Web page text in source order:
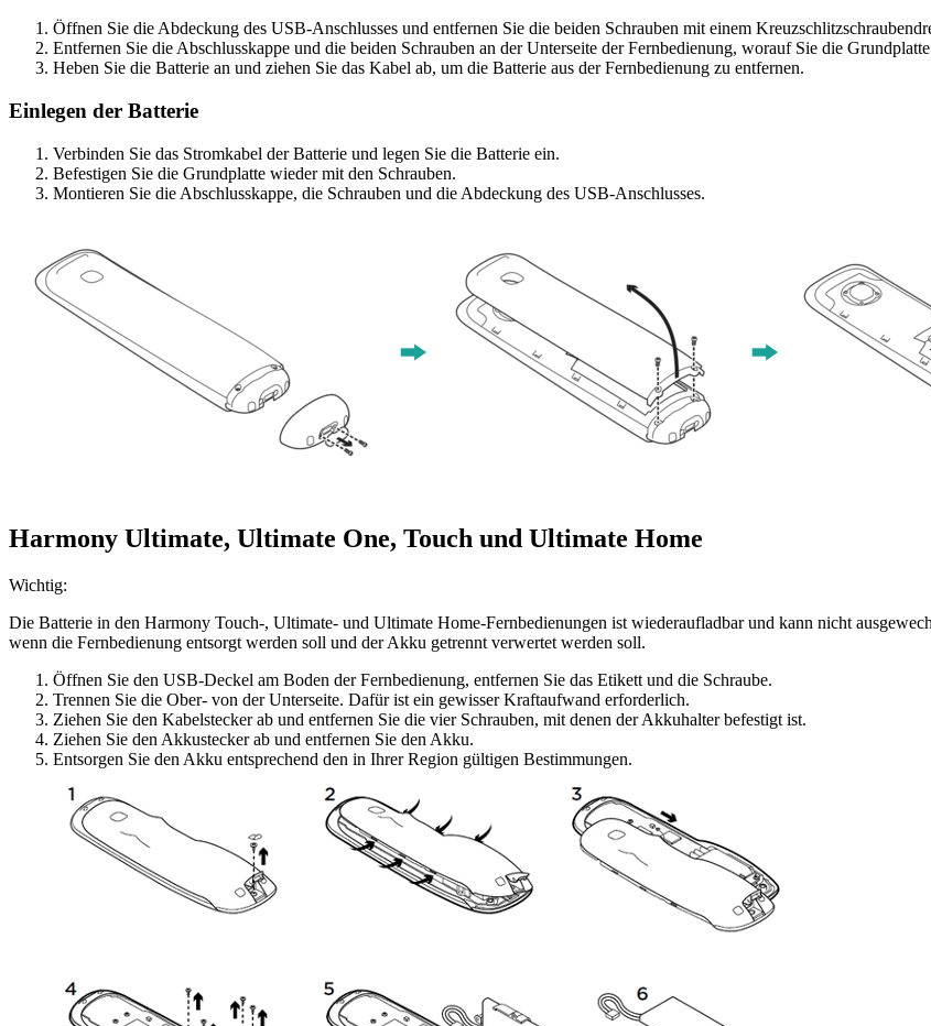
Öffnen Sie die Abdeckung des USB-Anschlusses und entfernen Sie die beiden Schrauben mit einem
Entfernen Sie die Abschlusskappe und die beiden Schrauben an der Unterseite der Fernbedienung, worauf Sie die
Heben Sie die Batterie an und ziehen Sie das Kabel ab, um die Batterie aus der Fernbedienung zu entfernen.
Einlegen der Batterie
Verbinden Sie das Stromkabel der Batterie und legen Sie die Batterie ein.
Befestigen Sie die Grundplatte wieder mit den Schrauben.
Montieren Sie die Abschlusskappe, die Schrauben und die Abdeckung des USB-Anschlusses.
Harmony Ultimate, Ultimate One, Touch und Ultimate Home
Wichtig:
Die Batterie in den Harmony Touch-, Ultimate- und Ultimate Home-Fernbedienungen ist wiederaufladbar und kann nicht
wenn die Fernbedienung entsorgt werden soll und der Akku getrennt verwertet werden soll.
Öffnen Sie den USB-Deckel am Boden der Fernbedienung, entfernen Sie das Etikett und die Schraube.
Trennen Sie die Ober- von der Unterseite. Dafür ist ein gewisser Kraftaufwand erforderlich.
Ziehen Sie den Kabelstecker ab und entfernen Sie die vier Schrauben, mit denen der Akkuhalter befestigt ist.
Ziehen Sie den Akkustecker ab und entfernen Sie den Akku.
Entsorgen Sie den Akku entsprechend den in Ihrer Region gültigen Bestimmungen.